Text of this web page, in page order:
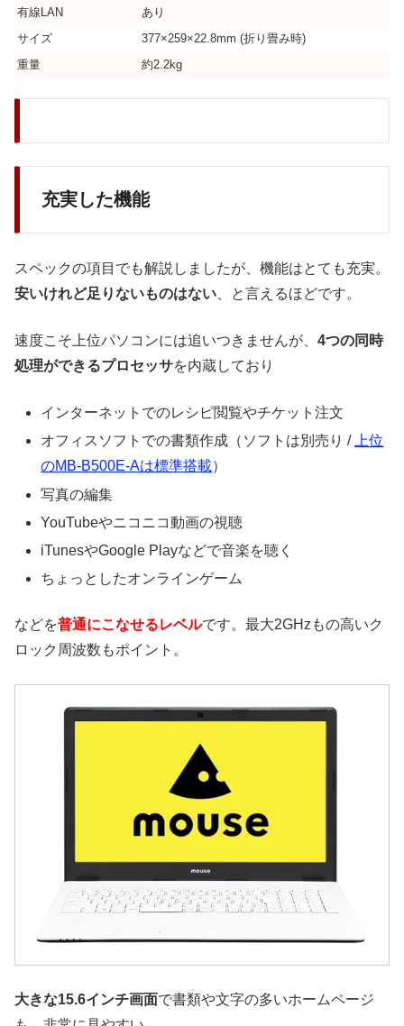
有線LAN
あり
サイズ
377×259×22.8mm (折り畳み時)
重量
約2.2kg
充実した機能
スペックの項目でも解説しましたが、機能はとても充実。
安いけれど足りないものはない 、と言えるほどです。
速度こそ上位パソコンには追いつきませんが、 4つの同時
処理ができるプロセッサを内蔵しており
インターネットでのレシピ閲覧やチケット注文
オフィスソフトでの書類作成（ソフトは別売り /上位
のMB-B500E-Aは標準搭載）
写真の編集
YouTubeやニコニコ動画の視聴
iTunesやGoogle Playなどで音楽を聴く
ちょっとしたオンラインゲーム
などを普通にこなせるレベルです。最大2GHzもの高いク
ロック周波数もポイント。
大きな15.6インチ画面で書類や文字の多いホームページ